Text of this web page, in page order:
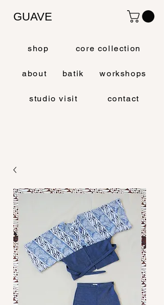
GUAVE
shop core collection
about batik workshops
studio visit contact